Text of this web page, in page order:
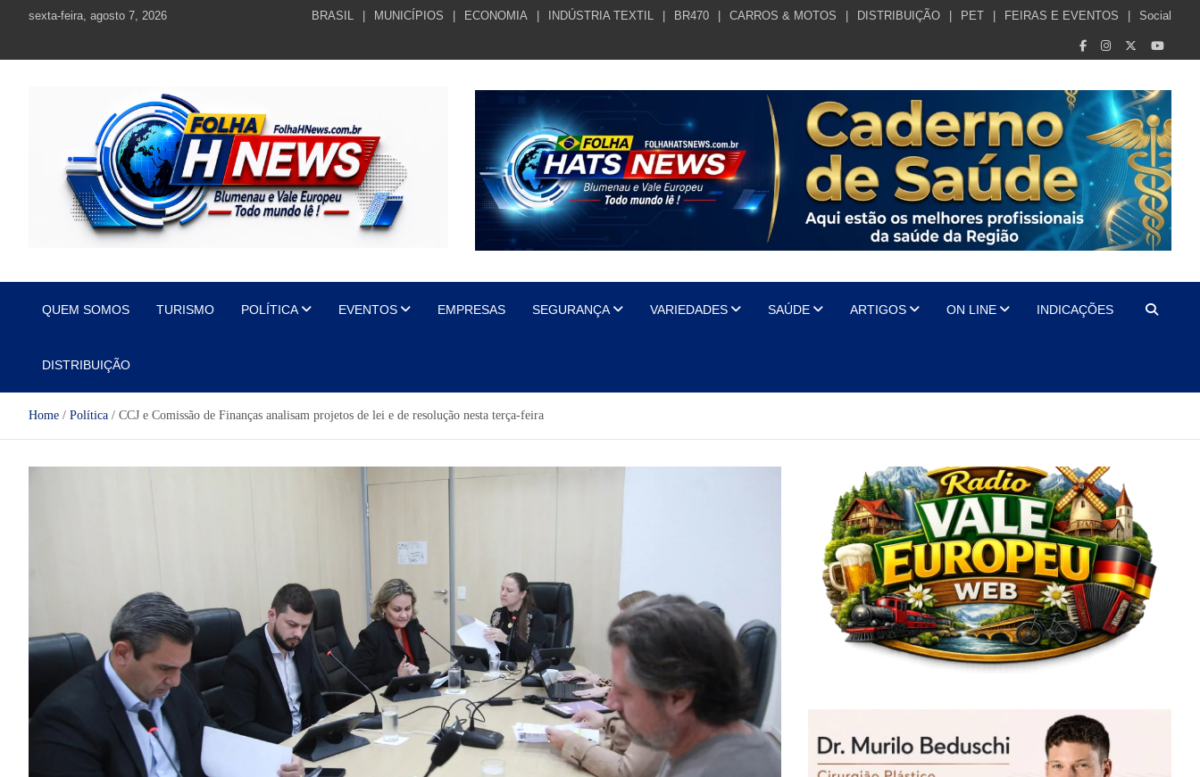
sexta-feira, agosto 7, 2026 BRASIL MUNICÍPIOS ECONOMIA INDÚSTRIA TEXTIL BR470 CARROS & MOTOS DISTRIBUIÇÃO PET FEIRAS E EVENTOS Social
QUEM SOMOS TURISMO POLÍTICA EVENTOS EMPRESAS SEGURANÇA VARIEDADES SAÚDE ARTIGOS ON LINE INDICAÇÕES
DISTRIBUIÇÃO
Home Política CCJ e Comissão de Finanças analisam projetos de lei e de resolução nesta terça-feira